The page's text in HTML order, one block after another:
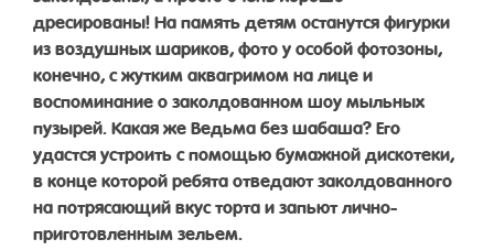
дресированы! На память детям останутся фигурки
из воздушных шариков, фото у особой фотозоны,
конечно, с жутким аквагримом на лице и
воспоминание о заколдованном шоу мыльных
пузырей. Какая же Ведьма без шабаша? Его
удастся устроить с помощью бумажной дискотеки,
в конце которой ребята отведают заколдованного
на потрясающий вкус торта и запьют лично-
приготовленным зельем.